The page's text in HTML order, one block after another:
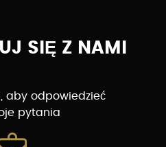
SIĘ Z NAMI
aby odpowiedzieć
pytania